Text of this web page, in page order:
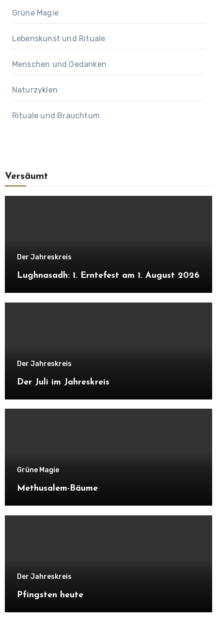
Grüne Magie
Lebenskunst und Rituale
Menschen und Gedanken
Naturzyklen
Rituale und Brauchtum
Versäumt
Der Jahreskreis
Lughnasadh: 1. Erntefest am 1. August 2026
Der Jahreskreis
Der Juli im Jahreskreis
Grüne Magie
Methusalem-Bäume
Der Jahreskreis
Pfingsten heute